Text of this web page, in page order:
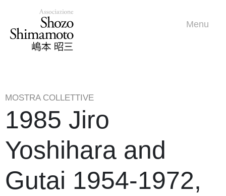
Menu
MOSTRA COLLETTIVE
1985 Jiro
Yoshihara and
Gutai 1954-1972,